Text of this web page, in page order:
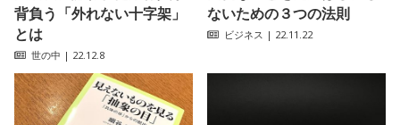
背負う「外れない十字架」
とは
世の中 | 22.12.8
ないための３つの法則
ビジネス | 22.11.22